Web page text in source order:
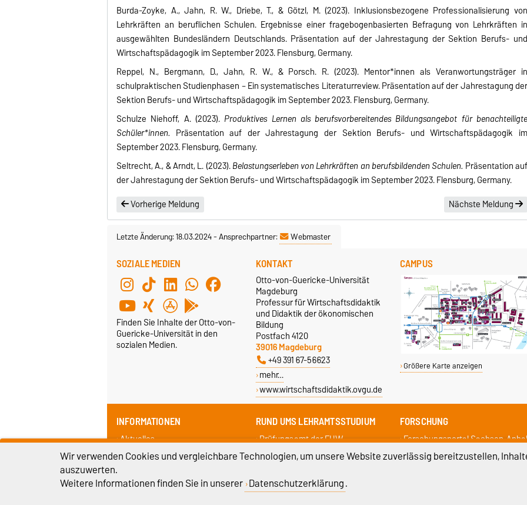
Burda-Zoyke, A., Jahn, R. W., Driebe, T., & Götzl, M. (2023). Inklusionsbezogene Professionalisierung von
Lehrkräften an beruflichen Schulen. Ergebnisse einer fragebogenbasierten Befragung von Lehrkräften in
ausgewählten Bundesländern Deutschlands. Präsentation auf der Jahrestagung der Sektion Berufs- und
Wirtschaftspädagogik im September 2023. Flensburg, Germany.
Reppel, N., Bergmann, D., Jahn, R. W., & Porsch. R. (2023). Mentor*innen als Veranwortungsträger in
schulpraktischen Studienphasen – Ein systematisches Literaturreview. Präsentation auf der Jahrestagung der
Sektion Berufs- und Wirtschaftspädagogik im September 2023. Flensburg, Germany.
Schulze Niehoff, A. (2023). Produktives Lernen als berufsvorbereitendes Bildungsangebot für benachteiligte
Schüler*innen. Präsentation auf der Jahrestagung der Sektion Berufs- und Wirtschaftspädagogik im
September 2023. Flensburg, Germany.
Seltrecht, A., & Arndt, L. (2023).Belastungserleben von Lehrkräften an berufsbildenden Schulen. Präsentation auf
der Jahrestagung der Sektion Berufs- und Wirtschaftspädagogik im September 2023. Flensburg, Germany.
Vorherige Meldung
Nächste Meldung
Letzte Änderung: 18.03.2024-Ansprechpartner: Webmaster
SOZIALE MEDIEN
Finden Sie Inhalte der Otto-von-
Guericke-Universität in den
sozialen Medien.
KONTAKT
Otto-von-Guericke-Universität
Magdeburg
Professur für Wirtschaftsdidaktik
und Didaktik der ökonomischen
Bildung
Postfach 4120
39016 Magdeburg
+49 391 67-56623
mehr…
www.wirtschaftsdidaktik.ovgu.de
CAMPUS
Größere Karte anzeigen
INFORMATIONEN
Aktuelles
Termine
RUND UMS LEHRAMTSSTUDIUM
Prüfungsamt der FHW
Praktikumsbüro des ZLB
Zentrum für Lehrerbildung
Gremium Lehramt
Universitätsbibliothek
FORSCHUNG
Forschungsportal Sachsen-
Netzwerk-BWP
Researchgate
Wir verwenden Cookies und vergleichbare Technologien, um unsere Website zuverlässig bereitzustellen,
auszuwerten.
Weitere Informationen finden Sie in unserer Datenschutzerklärung.